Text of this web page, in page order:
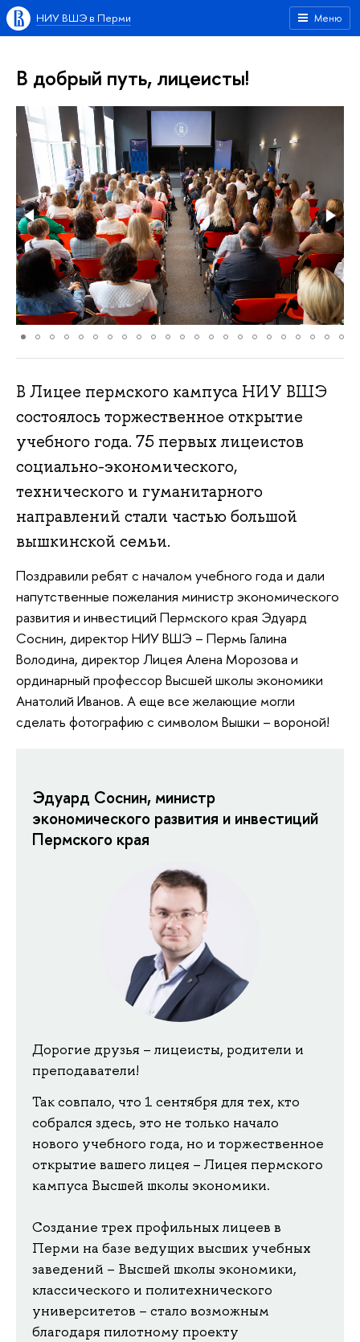
Меню
НИУ ВШЭ в Перми
В добрый путь, лицеисты!
В Лицее пермского кампуса НИУ ВШЭ
состоялось торжественное открытие
учебного года. 75 первых лицеистов
социально-экономического,
технического и гуманитарного
направлений стали частью большой
вышкинской семьи.
Поздравили ребят с началом учебного года и дали
напутственные пожелания министр экономического
развития и инвестиций Пермского края Эдуард
Соснин, директор НИУ ВШЭ – Пермь Галина
Володина, директор Лицея Алена Морозова и
ординарный профессор Высшей школы экономики
Анатолий Иванов. А еще все желающие могли
сделать фотографию с символом Вышки – вороной!
Эдуард Соснин, министр
экономического развития и инвестиций
Пермского края
Дорогие друзья – лицеисты, родители и
преподаватели!
Так совпало, что 1 сентября для тех, кто
собрался здесь, это не только начало
нового учебного года, но и торжественное
открытие вашего лицея – Лицея пермского
кампуса Высшей школы экономики.
Создание трех профильных лицеев в
Перми на базе ведущих высших учебных
заведений – Высшей школы экономики,
классического и политехнического
университетов – стало возможным
благодаря пилотному проекту